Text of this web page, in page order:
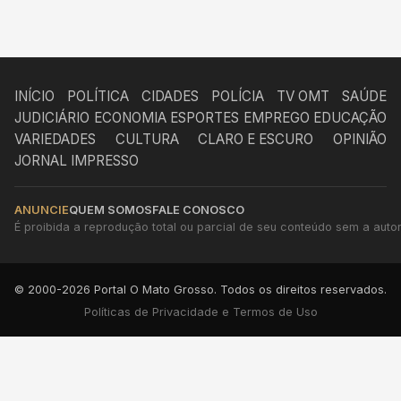
INÍCIO POLÍTICA CIDADES POLÍCIA TV OMT
SAÚDE
JUDICIÁRIO ECONOMIA ESPORTES EMPREGO EDUCAÇÃO
VARIEDADES
CULTURA CLARO E ESCURO
OPINIÃO
JORNAL IMPRESSO
ANUNCIEQUEM SOMOSFALE CONOSCO
É proibida a reprodução total ou parcial de seu conteúdo sem a
© 2000-2026 Portal O Mato Grosso. Todos os direitos reservados.
Políticas de Privacidade e Termos de Uso